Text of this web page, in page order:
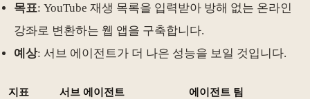
목표: YouTube 재생 목록을 입력받아 방해 없는 온라인
강좌로 변환하는 웹 앱을 구축합니다.
예상: 서브 에이전트가 더 나은 성능을 보일 것입니다.
지표 서브 에이전트 에이전트 팀